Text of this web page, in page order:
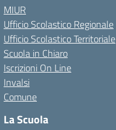
MIUR
Ufficio Scolastico Regionale
Ufficio Scolastico Territoriale
Scuola in Chiaro
Iscrizioni On Line
Invalsi
Comune
La Scuola